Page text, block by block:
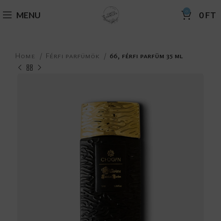
MENU 0 0FT
Home Férfi parfümök 66, férfi parfüm 35 ml